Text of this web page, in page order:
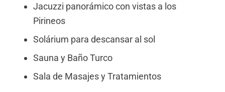
Jacuzzi panorámico con vistas a los
Pirineos
Solárium para descansar al sol
Sauna y Baño Turco
Sala de Masajes y Tratamientos